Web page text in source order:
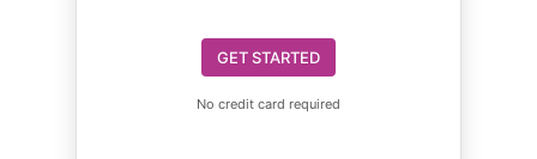
GET STARTED
No credit card required